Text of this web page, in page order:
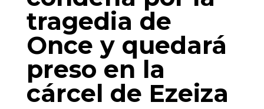
tragedia de
Once y quedará
preso en la
cárcel de Ezeiza